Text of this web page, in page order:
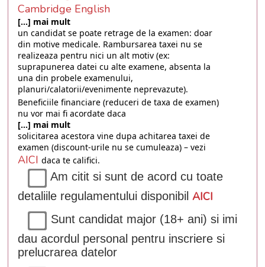
Cambridge English
[...] mai mult
un candidat se poate retrage de la examen: doar
din motive medicale. Rambursarea taxei nu se
realizeaza pentru nici un alt motiv (ex:
suprapunerea datei cu alte examene, absenta la
una din probele examenului,
planuri/calatorii/evenimente neprevazute).
Beneficiile financiare (reduceri de taxa de examen)
nu vor mai fi acordate daca
[...] mai mult
solicitarea acestora vine dupa achitarea taxei de
examen (discount-urile nu se cumuleaza) – vezi
AICI daca te califici.
Am citit si sunt de acord cu toate
detaliile regulamentului disponibil AICI
Sunt candidat major (18+ ani) si imi
dau acordul personal pentru inscriere si
prelucrarea datelor